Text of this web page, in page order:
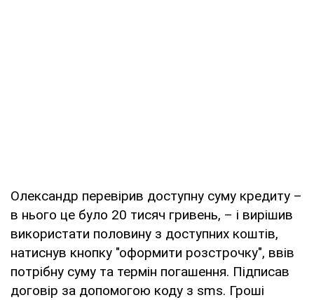
Олександр перевірив доступну суму кредиту –
в нього це було 20 тисяч гривень, – і вирішив
використати половину з доступних коштів,
натиснув кнопку "оформити розстрочку", ввів
потрібну суму та термін погашення. Підписав
договір за допомогою коду з sms. Гроші